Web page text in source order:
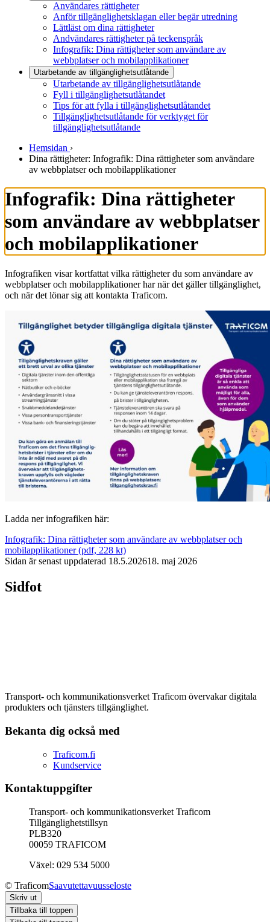
Användares rättigheter
Anför tillgänglighetsklagan eller begär utredning
Lättläst om dina rättigheter
Andvändares rättigheter på teckenspråk
Infografik: Dina rättigheter som användare av
webbplatser och mobilapplikationer
Utarbetande av tillgänglighets­utlåtande
Utarbetande av tillgänglighetsutlåtande
Fyll i tillgänglighetsutlåtandet
Tips för att fylla i tillgänglighetsutlåtandet
Tillgänglighetsutlåtande för verktyget för
tillgänglighetsutlåtande
Hemsidan ›
Dina rättigheter: Infografik: Dina rättigheter som användare
av webbplatser och mobilapplikationer
Infografik: Dina rättigheter
som användare av webbplatser
och mobilapplikationer
Infografiken visar kortfattat vilka rättigheter du som användare av
webbplatser och mobilapplikationer har när det gäller tillgänglighet,
och när det lönar sig att kontakta Traficom.
Ladda ner infografiken här:
Infografik: Dina rättigheter som användare av webbplatser och
mobilapplikationer (pdf, 228 kt)
Sidan är senast uppdaterad 18.5.202618. maj 2026
Sidfot
Transport- och kommunikationsverket Traficom övervakar digitala
produkters och tjänsters tillgänglighet.
Bekanta dig också med
Traficom.fi
Kundservice
Kontaktuppgifter
Transport- och kommunikationsverket Traficom
Tillgänglighetstillsyn
PLB320
00059 TRAFICOM
Växel: 029 534 5000
© TraficomSaavutettavuusseloste
Skriv ut
Tillbaka till toppen